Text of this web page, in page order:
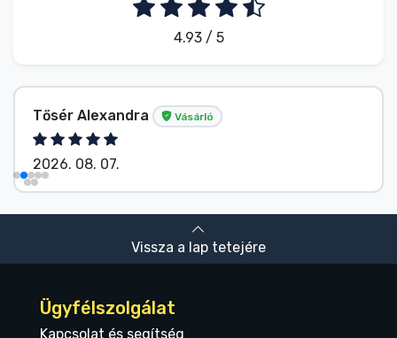
4.93 / 5
Tősér Alexandra Vásárló
2026. 08. 07.
Vissza a lap tetejére
Ügyfélszolgálat
Kapcsolat és segítség